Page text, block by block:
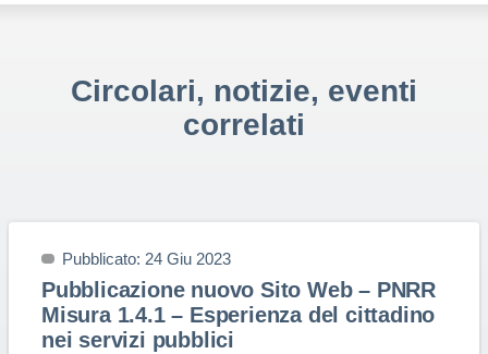
Circolari, notizie, eventi
correlati
Pubblicato: 24 Giu 2023
Pubblicazione nuovo Sito Web – PNRR
Misura 1.4.1 – Esperienza del cittadino
nei servizi pubblici